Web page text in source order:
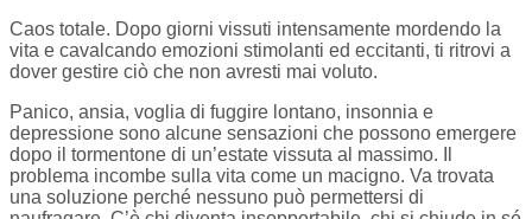
Caos totale. Dopo giorni vissuti intensamente mordendo la
vita e cavalcando emozioni stimolanti ed eccitanti, ti ritrovi a
dover gestire ciò che non avresti mai voluto.
Panico, ansia, voglia di fuggire lontano, insonnia e
depressione sono alcune sensazioni che possono emergere
dopo il tormentone di un’estate vissuta al massimo. Il
problema incombe sulla vita come un macigno. Va trovata
una soluzione perché nessuno può permettersi di